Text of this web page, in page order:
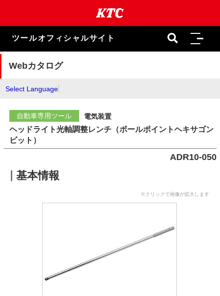
ま
キ
ツールオフィシャルサイト
Webカタログ
Select Language
自動車専用ツール 電気装置
ヘッドライト光軸調整レンチ（ボールポイントヘキサゴン
ビット）
ADR10-050
基本情報
※クリックで画像が拡大します